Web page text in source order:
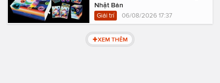
Nhật Bản
Giải trí 06/08/2026 17:37
XEM THÊM